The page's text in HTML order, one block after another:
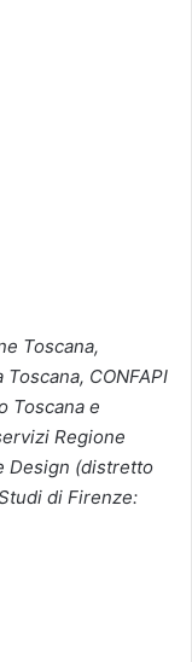
Toscana,
CONFAPI
Toscana e
Regione
Design (distretto
di Firenze: